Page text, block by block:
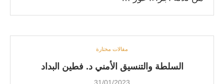
مقالات مختارة
السلطة والتنسيق الأمني د. فطين البداد